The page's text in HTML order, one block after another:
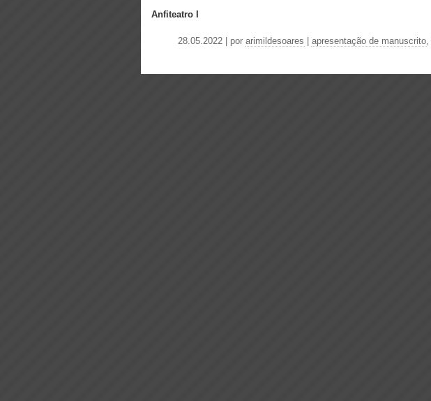
Anfiteatro I
28.05.2022 | por arimildesoares apresentação de manuscrito,